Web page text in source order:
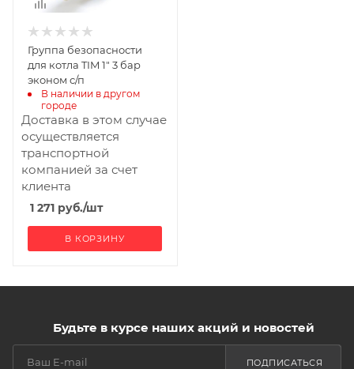
Группа безопасности
для котла TIM 1" 3 бар
эконом с/п
В наличии в другом
городе
Доставка в этом случае
осуществляется
транспортной
компанией за счет
клиента
1 271 руб./шт
В КОРЗИНУ
Будьте в курсе наших акций и новостей
ПОДПИСАТЬСЯ